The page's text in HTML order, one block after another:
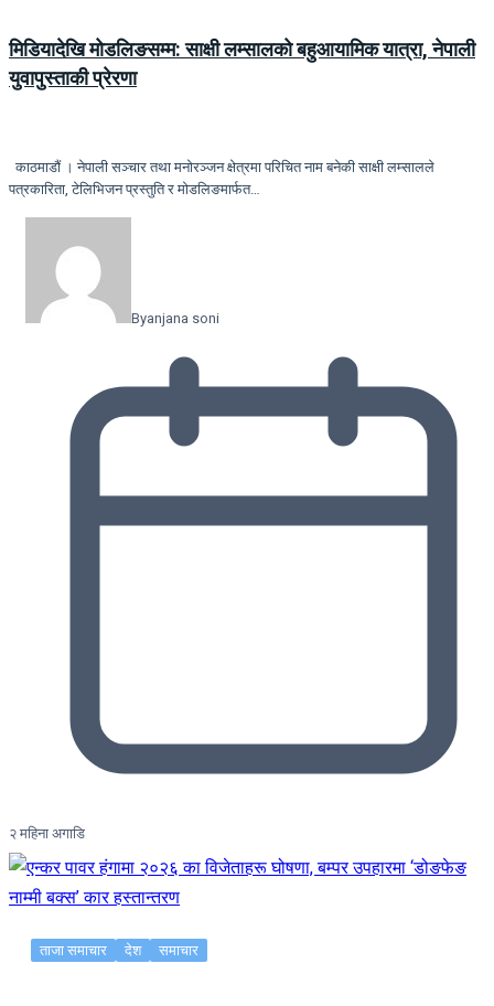
मिडियादेखि मोडलिङसम्म: साक्षी लम्सालको बहुआयामिक यात्रा, नेपाली
युवापुस्ताकी प्रेरणा
काठमाडौं । नेपाली सञ्चार तथा मनोरञ्जन क्षेत्रमा परिचित नाम बनेकी साक्षी लम्सालले
पत्रकारिता, टेलिभिजन प्रस्तुति र मोडलिङमार्फत…
Byanjana soni
२ महिना अगाडि
ताजा समाचार देश समाचार